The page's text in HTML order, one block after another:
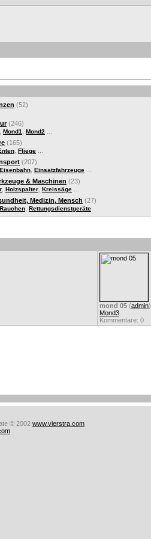
(52)
(246)
Mond1 Mond2
(165)
Fliege
(207)
Eisenbahn Einsatzfahrzeuge
& Maschinen (23)
Holzspalter Kreissäge
Medizin, Mensch (27)
Rauchen Rettungsdienstgeräte
mond 05 (admin)
Mond3
Kommentare: 0
© 2002 www.vierstra.com